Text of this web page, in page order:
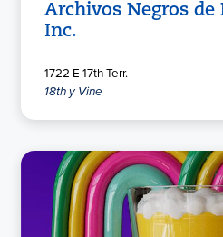
Archivos Negros
Inc.
1722 E 17th Terr.
18th y Vine